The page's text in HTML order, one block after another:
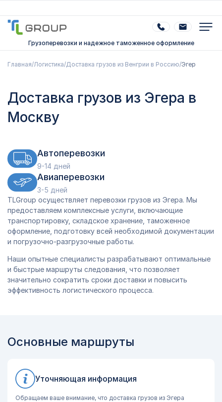
Грузоперевозки и надежное таможенное оформление
Главная/Логистика/Доставка грузов из Венгрии в Россию/Эгер
Доставка грузов из Эгера в
Москву
Автоперевозки
9-14 дней
Авиаперевозки
3-5 дней
TLGroup осуществляет перевозки грузов из Эгера. Мы
предоставляем комплексные услуги, включающие
транспортировку, складское хранение, таможенное
оформление, подготовку всей необходимой документации
и погрузочно-разгрузочные работы.
Наши опытные специалисты разрабатывают оптимальные
и быстрые маршруты следования, что позволяет
значительно сократить сроки доставки и повысить
эффективность логистического процесса.
Основные маршруты
Уточняющая информация
Обращаем ваше внимание, что доставка грузов из Эгера